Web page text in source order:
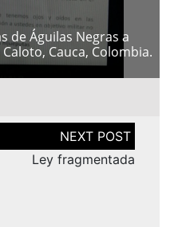
de Águilas Negras a
Cauca, Colombia.
Ley fragmentada